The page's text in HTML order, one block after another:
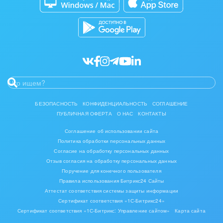
Разработчикам приложений
БЕЗОПАСНОСТЬ КОНФИДЕНЦИАЛЬНОСТЬ
СОГЛАШЕНИЕ
ПУБЛИЧНАЯ ОФЕРТА
О НАС КОНТАКТЫ
Соглашение об использовании сайта
Политика обработки персональных данных
Согласие на обработку персональных данных
Отзыв согласия на обработку персональных данных
Поручение для конечного пользователя
Правила использования Битрикс24 Сайты
Аттестат соответствия системы защиты информации
Сертификат соответствия «1С-Битрикс24»
Сертификат соответствия «1С-Битрикс: Управление сайтом»
Карта сайта